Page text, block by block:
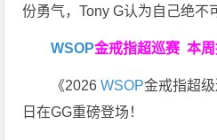
份勇气，Tony G认为自己绝不
WSOP金戒指超巡赛本
《2026WSOP金戒指超
日在GG重磅登场！